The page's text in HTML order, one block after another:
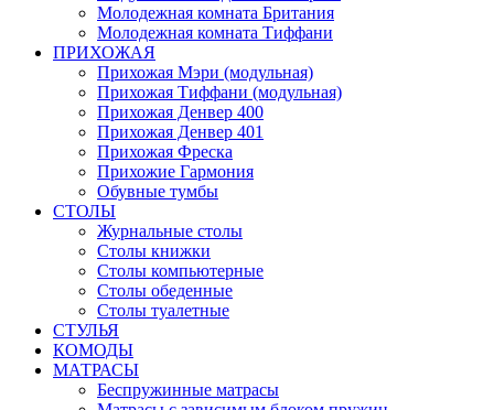
Молодежная комната Британия
Молодежная комната Тиффани
ПРИХОЖАЯ
Прихожая Мэри (модульная)
Прихожая Тиффани (модульная)
Прихожая Денвер 400
Прихожая Денвер 401
Прихожая Фреска
Прихожие Гармония
Обувные тумбы
СТОЛЫ
Журнальные столы
Столы книжки
Столы компьютерные
Столы обеденные
Столы туалетные
СТУЛЬЯ
КОМОДЫ
МАТРАСЫ
Беспружинные матрасы